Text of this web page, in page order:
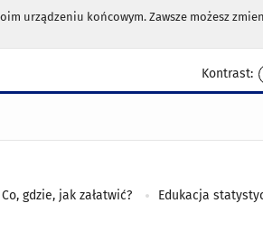
urządzeniu końcowym. Zawsze możesz
Kontrast:
Co, gdzie, jak załatwić? Edukacja